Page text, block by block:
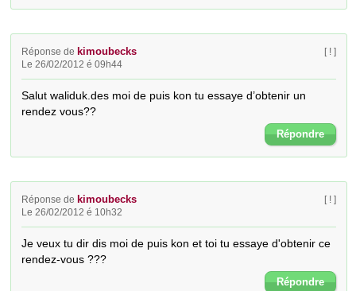
Réponse de kimoubecks
Le 26/02/2012 é 09h44
[ ! ]
Salut waliduk.des moi de puis kon tu essaye d’obtenir un
rendez vous??
Répondre
Réponse de kimoubecks
Le 26/02/2012 é 10h32
[ ! ]
Je veux tu dir dis moi de puis kon et toi tu essaye d'obtenir ce
rendez-vous ???
Répondre